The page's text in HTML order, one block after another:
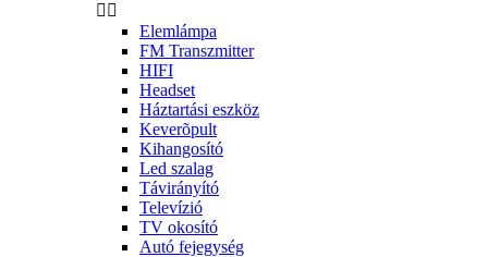
 
Elemlámpa
FM Transzmitter
HIFI
Headset
Háztartási eszköz
Keverõpult
Kihangosító
Led szalag
Távirányító
Televízió
TV okosító
Autó fejegység